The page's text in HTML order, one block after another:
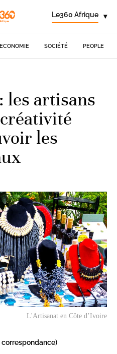
Le360 Afrique ▾
ECONOMIE SOCIÉTÉ PEOPLE
les artisans
les
L'Artisanat en Côte d’Ivoire
correspondance)